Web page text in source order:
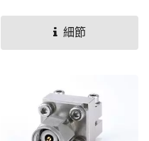
細節